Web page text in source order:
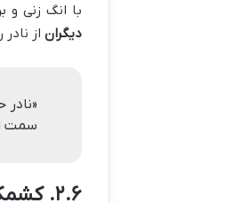
با انگ زنی
دیگران از
سمت
۲.۶. کشمکش های درونی و بیرونی نادر